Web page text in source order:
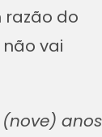
razão do
vai
anos